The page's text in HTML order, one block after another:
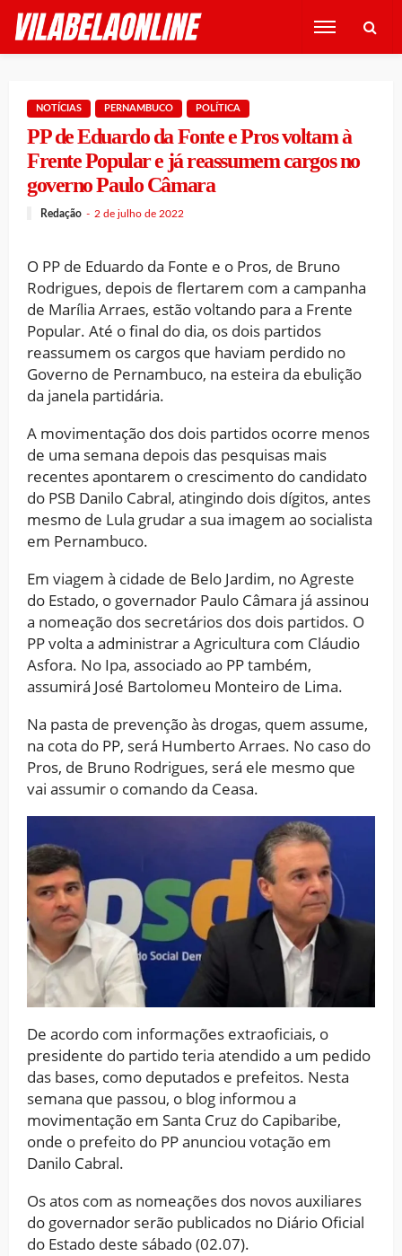
NOTÍCIAS PERNAMBUCO POLÍTICA
PP de Eduardo da Fonte e Pros voltam à
Frente Popular e já reassumem cargos no
governo Paulo Câmara
Redação 2 de julho de 2022
O PP de Eduardo da Fonte e o Pros, de Bruno
Rodrigues, depois de flertarem com a campanha
de Marília Arraes, estão voltando para a Frente
Popular. Até o final do dia, os dois partidos
reassumem os cargos que haviam perdido no
Governo de Pernambuco, na esteira da ebulição
da janela partidária.
A movimentação dos dois partidos ocorre menos
de uma semana depois das pesquisas mais
recentes apontarem o crescimento do candidato
do PSB Danilo Cabral, atingindo dois dígitos, antes
mesmo de Lula grudar a sua imagem ao socialista
em Pernambuco.
Em viagem à cidade de Belo Jardim, no Agreste
do Estado, o governador Paulo Câmara já assinou
a nomeação dos secretários dos dois partidos. O
PP volta a administrar a Agricultura com Cláudio
Asfora. No Ipa, associado ao PP também,
assumirá José Bartolomeu Monteiro de Lima.
Na pasta de prevenção às drogas, quem assume,
na cota do PP, será Humberto Arraes. No caso do
Pros, de Bruno Rodrigues, será ele mesmo que
vai assumir o comando da Ceasa.
De acordo com informações extraoficiais, o
presidente do partido teria atendido a um pedido
das bases, como deputados e prefeitos. Nesta
semana que passou, o blog informou a
movimentação em Santa Cruz do Capibaribe,
onde o prefeito do PP anunciou votação em
Danilo Cabral.
Os atos com as nomeações dos novos auxiliares
do governador serão publicados no Diário Oficial
do Estado deste sábado (02.07).